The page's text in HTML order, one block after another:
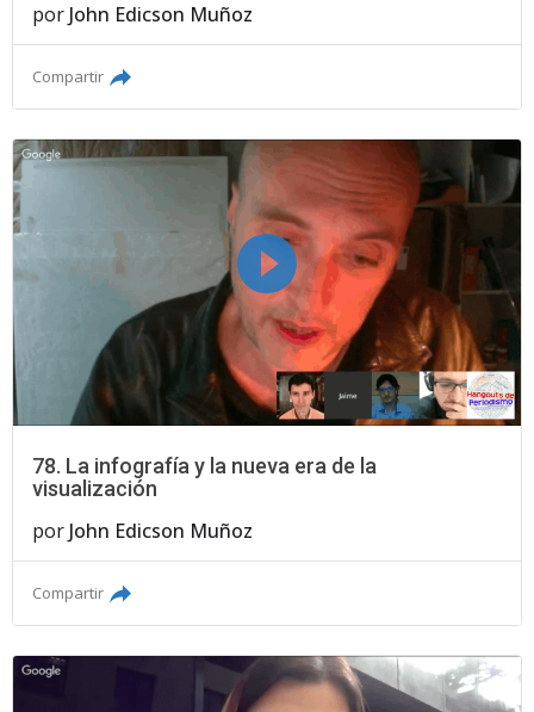
por John Edicson Muñoz
Compartir
78. La infografía y la nueva era de la
visualización
por John Edicson Muñoz
Compartir